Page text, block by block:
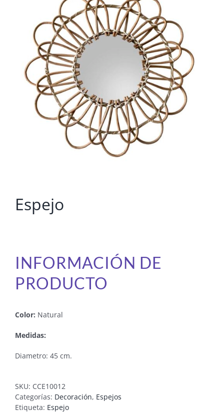
Espejo
INFORMACIÓN DE
PRODUCTO
Color: Natural
Medidas:
Diametro: 45 cm.
SKU: CCE10012
Categorías: Decoración, Espejos
Etiqueta: Espejo